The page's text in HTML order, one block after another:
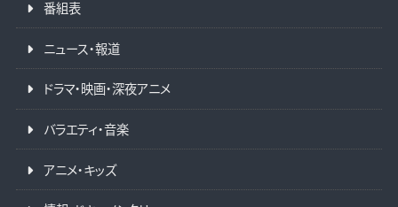
番組表
ニュース・報道
ドラマ・映画・深夜アニメ
バラエティ・音楽
アニメ・キッズ